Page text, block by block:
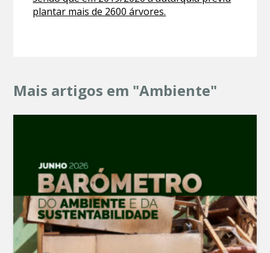
plantar mais de 2600 árvores.
Mais artigos em "Ambiente"